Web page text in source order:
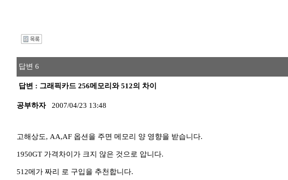
답변 6
답변 : 그래픽카드 256메모리와 512의 차이
공부하자 2007/04/23 13:48
고해상도, AA,AF 옵션을 주면 메모리 양 영향을 받습니다.
1950GT 가격차이가 크지 않은 것으로 압니다.
512메가 짜리 로 구입을 추천합니다.